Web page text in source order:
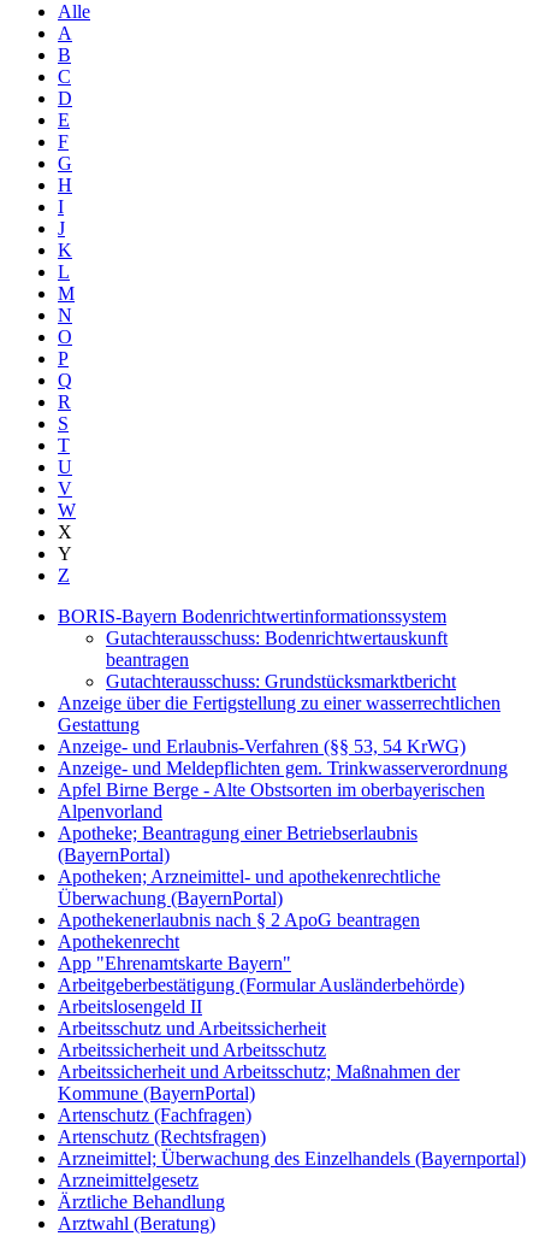
Alle
A
B
C
D
E
F
G
H
I
J
K
L
M
N
O
P
Q
R
S
T
U
V
W
X
Y
Z
BORIS-Bayern Bodenrichtwertinformationssystem
Gutachterausschuss: Bodenrichtwertauskunft
beantragen
Gutachterausschuss: Grundstücksmarktbericht
Anzeige über die Fertigstellung zu einer wasserrechtlichen
Gestattung
Anzeige- und Erlaubnis-Verfahren (§§ 53, 54 KrWG)
Anzeige- und Meldepflichten gem. Trinkwasserverordnung
Apfel Birne Berge - Alte Obstsorten im oberbayerischen
Alpenvorland
Apotheke; Beantragung einer Betriebserlaubnis
(BayernPortal)
Apotheken; Arzneimittel- und apothekenrechtliche
Überwachung (BayernPortal)
Apothekenerlaubnis nach § 2 ApoG beantragen
Apothekenrecht
App "Ehrenamtskarte Bayern"
Arbeitgeberbestätigung (Formular Ausländerbehörde)
Arbeitslosengeld II
Arbeitsschutz und Arbeitssicherheit
Arbeitssicherheit und Arbeitsschutz
Arbeitssicherheit und Arbeitsschutz; Maßnahmen der
Kommune (BayernPortal)
Artenschutz (Fachfragen)
Artenschutz (Rechtsfragen)
Arzneimittel; Überwachung des Einzelhandels (Bayernportal)
Arzneimittelgesetz
Ärztliche Behandlung
Arztwahl (Beratung)